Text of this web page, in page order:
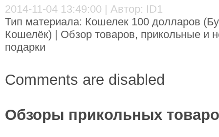
2014-11-04 13:49:00 | Автор: ID1
Тип материала: Кошелек 100 долларов
Кошелёк) | Обзор товаров, прикольные и
подарки
Comments are disabled
Обзоры прикольных